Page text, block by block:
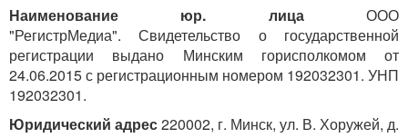
Наименование юр. лицаООО
"РегистрМедиа". Свидетельство о государственной
регистрации выдано Минским горисполкомом от
24.06.2015 с регистрационным номером 192032301. УНП
192032301.
Юридический адрес220002, г. Минск, ул. В. Хоружей, д.